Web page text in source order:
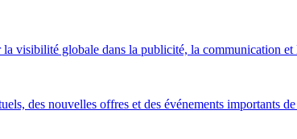
visibilité globale dans la publicité, la communication et
des nouvelles offres et des événements importants